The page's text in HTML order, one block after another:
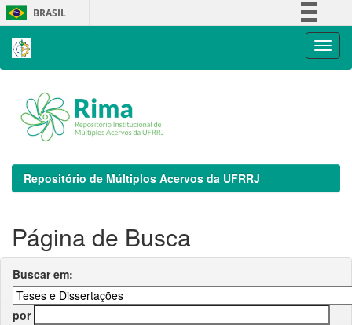
Skip
navigation
BRASIL
Repositório de Múltiplos Acervos da UFRRJ
Página de Busca
Buscar em:
por